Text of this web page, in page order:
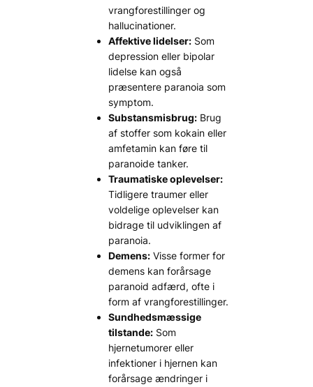
vrangforestillinger og
hallucinationer.
Affektive lidelser: Som
depression eller bipolar
lidelse kan også
præsentere paranoia som
symptom.
Substansmisbrug: Brug
af stoffer som kokain eller
amfetamin kan føre til
paranoide tanker.
Traumatiske oplevelser:
Tidligere traumer eller
voldelige oplevelser kan
bidrage til udviklingen af
paranoia.
Demens: Visse former for
demens kan forårsage
paranoid adfærd, ofte i
form af vrangforestillinger.
Sundhedsmæssige
tilstande: Som
hjernetumorer eller
infektioner i hjernen kan
forårsage ændringer i